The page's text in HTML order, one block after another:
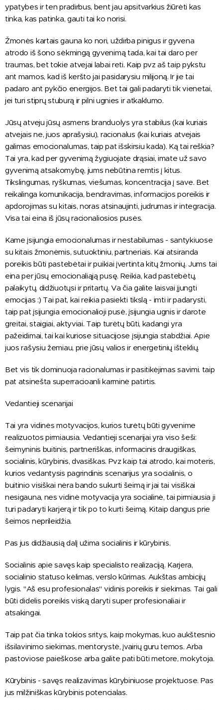
ypatybes ir ten pradirbus, bent jau apsitvarkius žiūrėti kas
tinka, kas patinka, gauti tai ko norisi.
Žmonės kartais gauna ko nori, uždirba pinigus ir gyvena
atrodo iš šono sėkmingą gyvenimą tada, kai tai daro per
traumas, bet tokie atvejai labai reti. Kaip pvz aš taip pykstu
ant mamos, kad iš keršto jai pasidarysiu milijoną. Ir jie tai
padaro ant pykčio energijos. Bet tai gali padaryti tik vienetai,
jei turi stiprų stuburą ir pilni ugnies ir atkaklumo.
Jūsų atveju jūsų asmens branduolys yra stabilus (kai kuriais
atvejais ne, juos aprašysiu), racionalus (kai kuriais atvejais
galimas emocionalumas, taip pat išskirsiu kada). Ką tai reškia?
Tai yra, kad per gyvenimą žygiuojate drąsiai, imate už savo
gyvenimą atsakomybę, jums nebūtina remtis į kitus.
Tikslingumas, ryškumas, viešumas, koncentracija į save. Bet
reikalinga komunikacija, bendravimas, informacijos poreikis ir
apdorojimas su kitais, noras atsinaujinti, judrumas ir integracija.
Visa tai eina iš jūsų racionaliosios pusės.
Kame įsijungia emocionalumas ir nestabilumas - santykiuose
su kitais žmonėmis, sutuoktiniu, partneriais. Kai atsiranda
poreikis būti pastebėtai ir puikiai įvertinta kitų žmonių. Jums tai
eina per jūsų emocionaliąją pusę. Reikia, kad pastebėtų,
palaikytų, didžiuotųsi ir pritartų. Va čia galite laisvai įjungti
emocijas :) Tai pat, kai reikia pasiekti tikslą - imti ir padarysti,
taip pat įsijungia emocionalioji pusė, įsijungia ugnis ir darote
greitai, staigiai, aktyviai. Taip turėtų būti, kadangi yra
pažeidimai, tai kai kuriose situacijose įsijungia stabdžiai. Apie
juos rašysiu žemiau, prie jūsų valios ir energetinių išteklių.
Bet vis tik dominuoja racionalumas ir pasitikėjimas savimi. taip
pat atsinešta superracioanli karminė patirtis.
Vedantieji scenarijai
Tai yra vidinės motyvacijos, kurios turėtų būti gyvenime
realizuotos pirmiausia. Vedantieji scenarijai yra viso šeši:
šeimyninis buitinis, partneriškas, informacinis draugiškas,
socialinis, kūrybinis, dvasiškas. Pvz kaip tai atrodo, kai moteris,
kurios vedantysis pagrindinis scenarijus yra socialinis, o
buitinio visiškai nėra bando sukurti šeimą ir jai tai visiškai
nesigauna, nes vidinė motyvacija yra socialinė, tai pirmiausia ji
turi padaryti karjerą ir tik po to kurti šeimą. Kitaip dangus prie
šeimos neprileidžia.
Pas jus didžiausią dalį užima socialinis ir kūrybinis.
Socialinis apie savęs kaip specialisto realizaciją. Karjera,
socialinio statuso kėlimas, verslo kūrimas. Aukštas ambicijų
lygis. "Aš esu profesionalas" vidinis poreikis ir siekimas. Tai gali
būti didelis poreikis viską daryti super profesionaliai ir
atsakingai.
Taip pat čia tinka tokios sritys, kaip mokymas, kuo aukštesnio
išsilavinimo siekimas, mentorystė, įvairių guru temos. Arba
pastoviose paieškose arba galite pati būti metore, mokytoja.
Kūrybinis - savęs realizavimas kūrybiniuose projektuose. Pas
jus milžiniškas kūrybinis potencialas.